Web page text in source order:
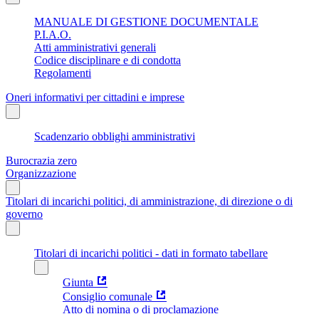
MANUALE DI GESTIONE DOCUMENTALE
P.I.A.O.
Atti amministrativi generali
Codice disciplinare e di condotta
Regolamenti
Oneri informativi per cittadini e imprese
Scadenzario obblighi amministrativi
Burocrazia zero
Organizzazione
Titolari di incarichi politici, di amministrazione, di direzione o di
governo
Titolari di incarichi politici - dati in formato tabellare
Giunta
Consiglio comunale
Atto di nomina o di proclamazione